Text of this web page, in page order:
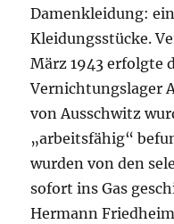
Damenkleidung:
Kleidungsstücke.
März 1943 erfolgte
Vernichtungslager
von Ausschwitz
„arbeitsfähig“
wurden von den
sofort ins Gas
Hermann